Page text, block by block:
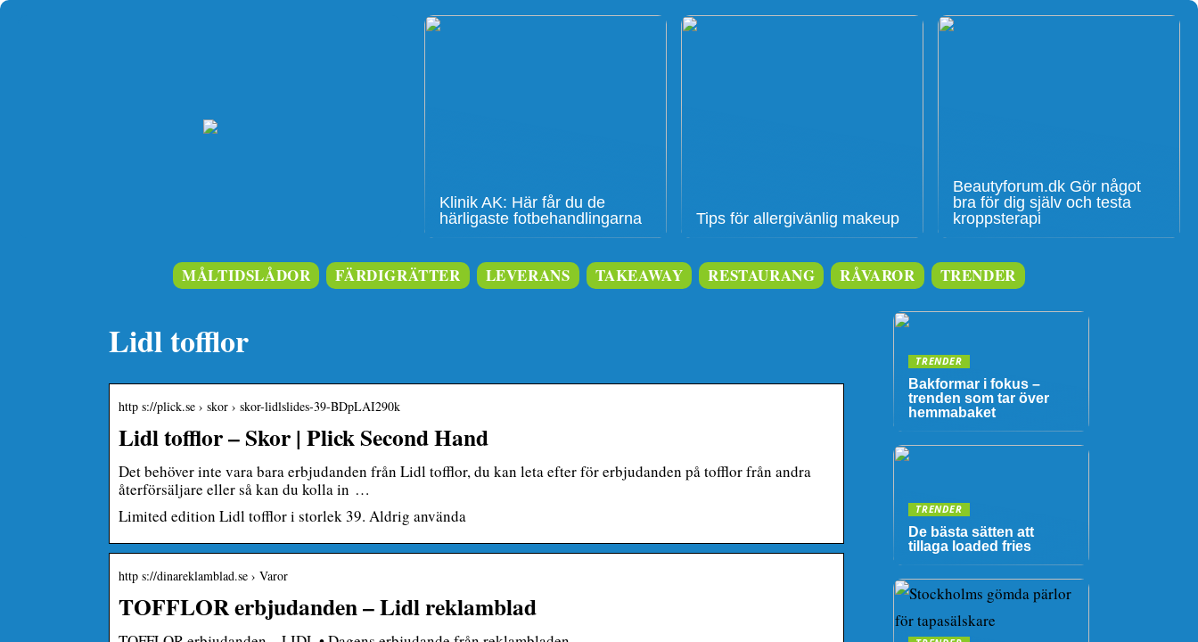
Klinik AK: Här får du de
härligaste fotbehandlingarna
Tips för allergivänlig makeup
Beautyforum.dk Gör något
bra för dig själv och testa
kroppsterapi
MÅLTIDSLÅDOR FÄRDIGRÄTTER LEVERANS TAKEAWAY RESTAURANG RÅVAROR TRENDER
Lidl tofflor
http s://plick.se › skor › skor-lidlslides-39-BDpLAI290k
Lidl tofflor – Skor | Plick Second Hand
Det behöver inte vara bara erbjudanden från Lidl tofflor, du kan leta efter för erbjudanden på tofflor från andra
återförsäljare eller så kan du kolla in …
Limited edition Lidl tofflor i storlek 39. Aldrig använda
http s://dinareklamblad.se › Varor
TOFFLOR erbjudanden – Lidl reklamblad
TRENDER
Bakformar i fokus –
trenden som tar över
hemmabaket
TRENDER
De bästa sätten att
tillaga loaded fries